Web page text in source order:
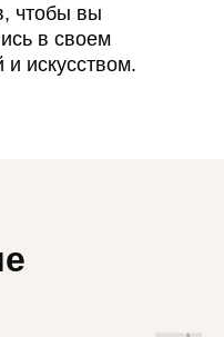
чтобы вы
в своем
и искусством.